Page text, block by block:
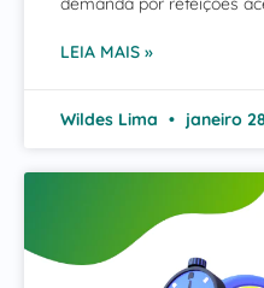
LEIA MAIS »
Wildes Lima janeiro